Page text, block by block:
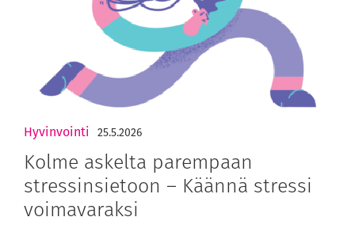
Hyvinvointi 25.5.2026
Kolme askelta parempaan
stressinsietoon – Käännä stressi
voimavaraksi